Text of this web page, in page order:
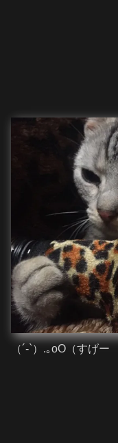
（´-`）.｡oO（すげー